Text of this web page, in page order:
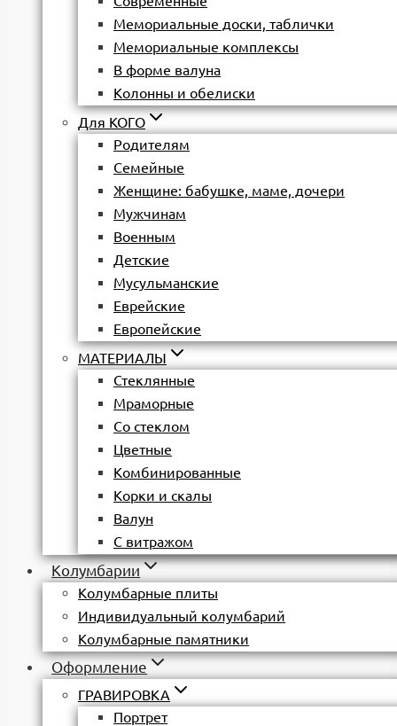
Мемориальные доски, таблички
Мемориальные комплексы
В форме валуна
Колонны и обелиски
Для КОГО
Родителям
Семейные
Женщине: бабушке, маме, дочери
Мужчинам
Военным
Детские
Мусульманские
Еврейские
Европейские
МАТЕРИАЛЫ
Стеклянные
Мраморные
Со стеклом
Цветные
Комбинированные
Корки и скалы
Валун
С витражом
Колумбарии
Колумбарные плиты
Индивидуальный колумбарий
Колумбарные памятники
Оформление
ГРАВИРОВКА
Портрет